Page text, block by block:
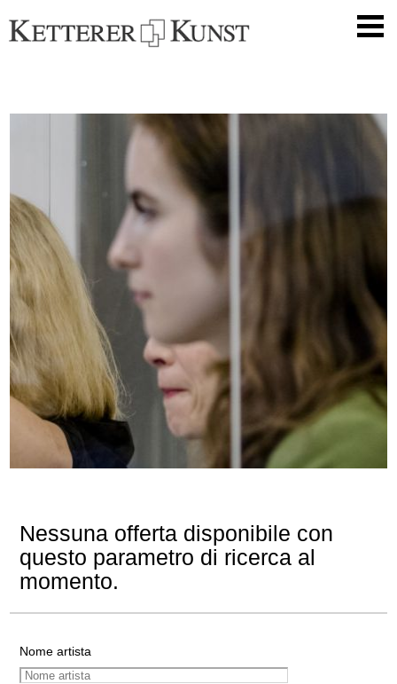
Nessuna offerta disponibile con
questo parametro di ricerca al
momento.
Nome artista